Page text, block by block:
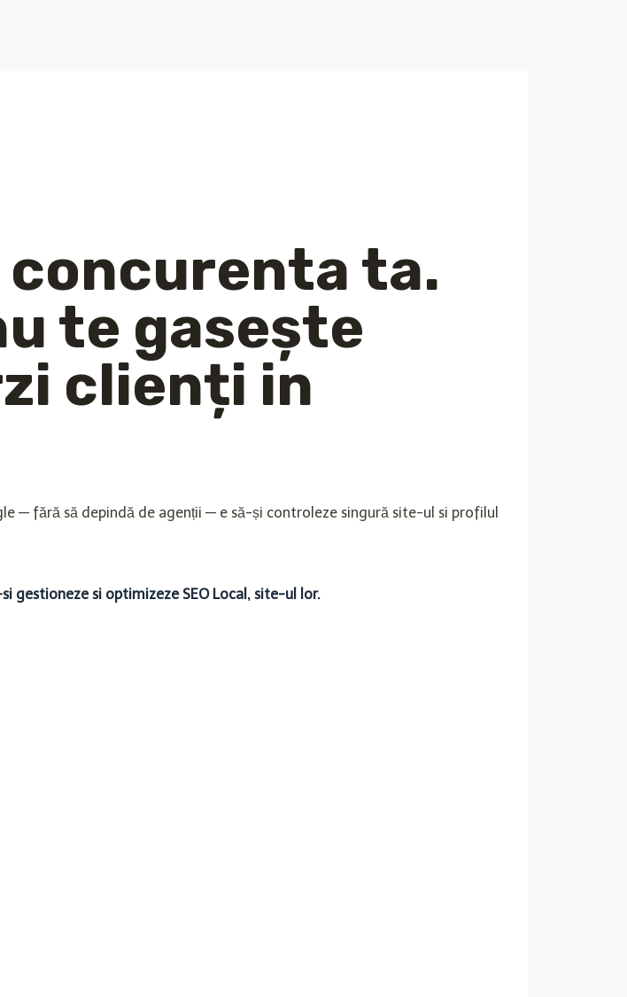
concurenta ta.
te gaseşte
clienți in
— fără să depindă de agenții — e să-și controleze singură site-ul si profilul
gestioneze si optimizeze SEO Local, site-ul lor.